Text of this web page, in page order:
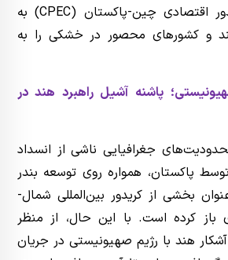
سپس از طریق کریدور اقتصادی چین-پاکستان (CPEC) به
و کشورهای محصور در خشکی را به
پاشنه آشیل راهبرد هند در
جغرافیایی ناشی از انسداد
پاکستان، همواره روی توسعه بندر
بخشی از کریدور بین‌المللی شمال-
کرده است. با این حال، از منظر
هند با رژیم صهیونیستی در جریان